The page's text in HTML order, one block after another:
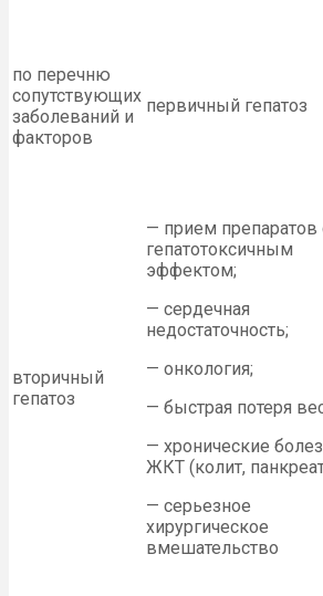
по перечню
сопутствующих
заболеваний и
факторов
первичный гепатоз
вторичный
гепатоз
— прием препаратов
гепатотоксичным
эффектом;
— сердечная
недостаточность;
— онкология;
— быстрая потеря
— хронические
ЖКТ (колит,
— серьезное
хирургическое
вмешательство